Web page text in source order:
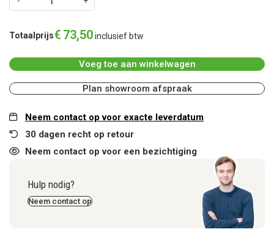
Totaalprijs€ 73,50inclusief btw
Voeg toe aan winkelwagen
Plan showroom afspraak
Neem contact op voor exacte leverdatum
30 dagen recht op retour
Neem contact op voor een bezichtiging
Hulp nodig?
Neem contact op